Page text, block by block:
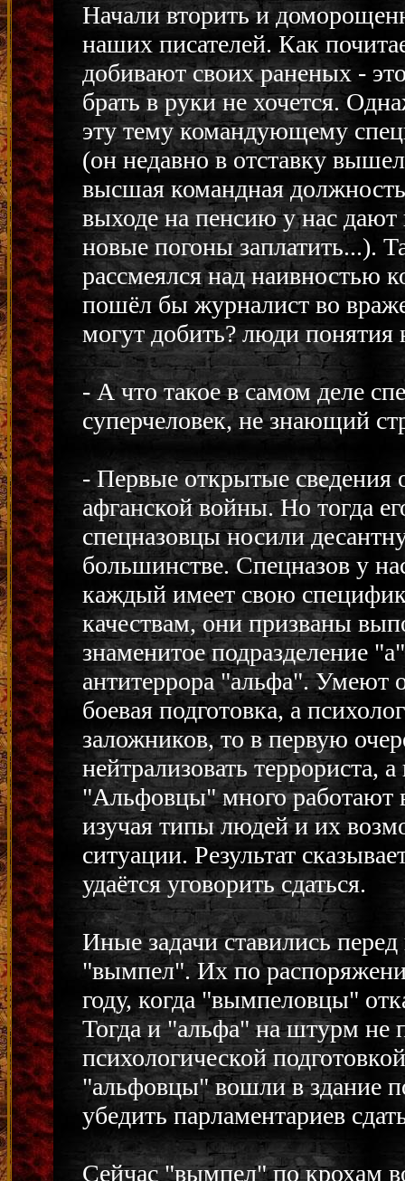
Начали вторить и
наших писателей. Как
добивают своих раненых -
брать в руки не хочется.
эту тему командующему
(он недавно в отставку
высшая командная
выходе на пенсию у нас дают
новые погоны заплатить...).
рассмеялся над наивностью
пошёл бы журналист во
могут добить? люди понятия
- А что такое в самом деле
суперчеловек, не знающий
- Первые открытые сведения
афганской войны. Но тогда
спецназовцы носили
большинстве. Спецназов у
каждый имеет свою
качествам, они призваны
знаменитое подразделение
антитеррора "альфа". Умеют
боевая подготовка, а
заложников, то в первую
нейтрализовать террориста,
"Альфовцы" много работают
изучая типы людей и их
ситуации. Результат
удаётся уговорить сдаться.
Иные задачи ставились
"вымпел". Их по
году, когда "вымпеловцы"
Тогда и "альфа" на штурм не
психологической
"альфовцы" вошли в здание
убедить парламентариев
Сейчас "вымпел" по крохам